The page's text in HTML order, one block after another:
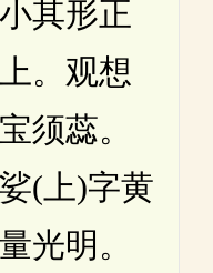
其形正
。观想
须蕊。
(上)字黄
光明。